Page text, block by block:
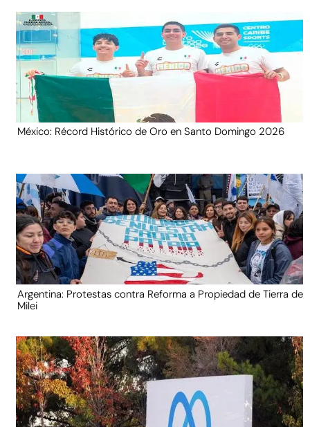
México: Récord Histórico de Oro en Santo Domingo 2026
Argentina: Protestas contra Reforma a Propiedad de Tierra de
Milei